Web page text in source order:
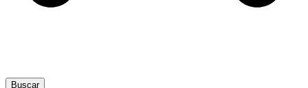
Buscar